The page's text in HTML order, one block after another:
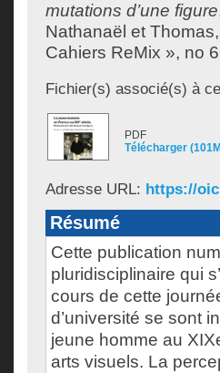
mutations d’une figure
Nathanaël et
Cahiers ReMix », no
Fichier(s) associé(s) à
PDF
Télécharger
Adresse URL: https://
Résumé
Cette publication
pluridisciplinaire qui
cours de cette
d’université se sont
jeune homme au
arts visuels. La